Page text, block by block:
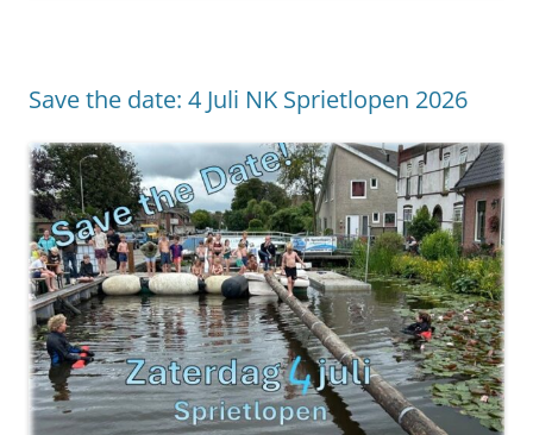
Save the date: 4 Juli NK Sprietlopen 2026